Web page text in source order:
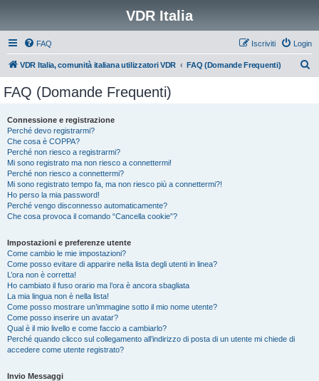
VDR Italia
FAQ Login
Iscriviti
VDR Italia, comunità italiana utilizzatori VDR FAQ (Domande Frequenti)
FAQ (Domande Frequenti)
Connessione e registrazione
Perché devo registrarmi?
Che cosa è COPPA?
Perché non riesco a registrarmi?
Mi sono registrato ma non riesco a connettermi!
Perché non riesco a connettermi?
Mi sono registrato tempo fa, ma non riesco più a connettermi?!
Ho perso la mia password!
Perché vengo disconnesso automaticamente?
Che cosa provoca il comando “Cancella cookie”?
Impostazioni e preferenze utente
Come cambio le mie impostazioni?
Come posso evitare di apparire nella lista degli utenti in linea?
L’ora non è corretta!
Ho cambiato il fuso orario ma l’ora è ancora sbagliata
La mia lingua non è nella lista!
Come posso mostrare un’immagine sotto il mio nome utente?
Come posso inserire un avatar?
Qual è il mio livello e come faccio a cambiarlo?
Perché quando clicco sul collegamento all’indirizzo di posta di un utente mi chiede di
accedere come utente registrato?
Invio Messaggi